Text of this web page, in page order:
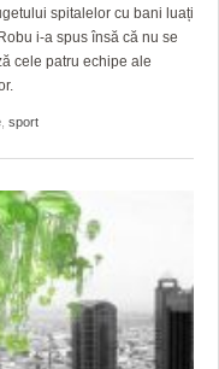
spitalelor cu bani luați
i-a spus însă că nu se
cele patru echipe ale
sport